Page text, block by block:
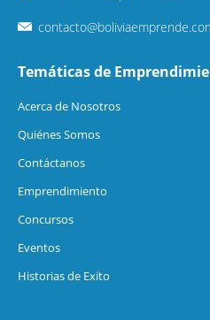
Temáticas de
Acerca de Nosotros
Quiénes Somos
Contáctanos
Emprendimiento
Concursos
Eventos
Historias de Exíto